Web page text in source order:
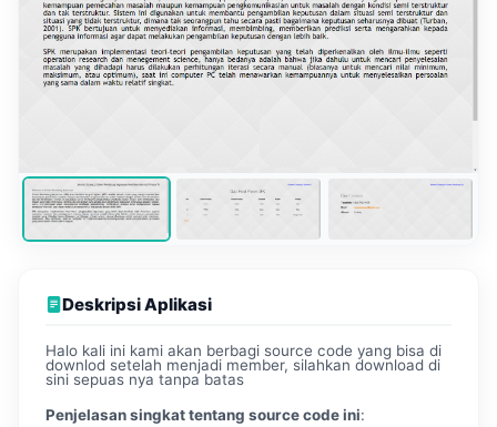
Deskripsi Aplikasi
Halo kali ini kami akan berbagi source code yang bisa di
downlod setelah menjadi member, silahkan download di
sini sepuas nya tanpa batas
Penjelasan singkat tentang source code ini: